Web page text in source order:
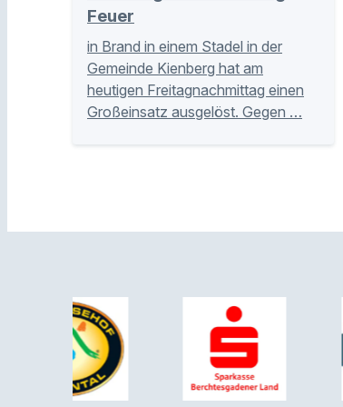
Feuer
in Brand in einem Stadel in der
Gemeinde Kienberg hat am
heutigen Freitagnachmittag einen
Großeinsatz ausgelöst. Gegen …